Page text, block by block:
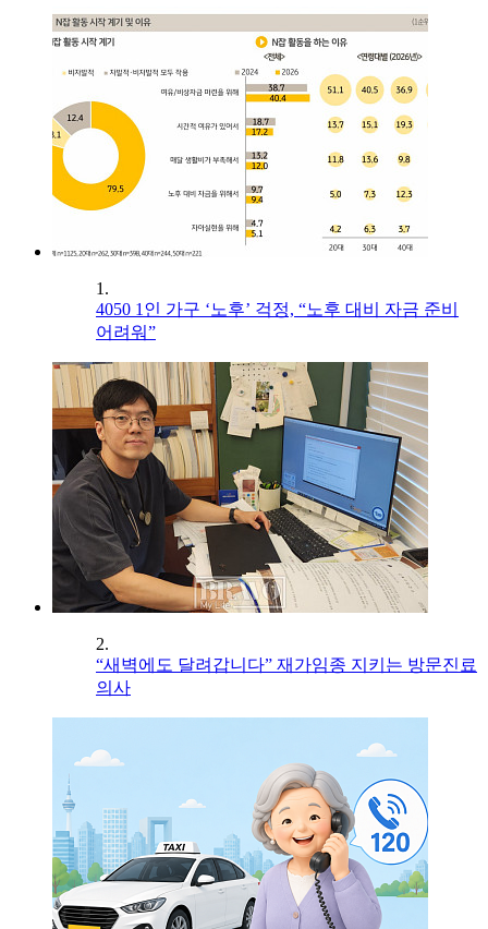
1.
4050 1인 가구 ‘노후’ 걱정, “노후 대비 자금 준비
어려워”
2.
“새벽에도 달려갑니다” 재가임종 지키는 방문진료
의사